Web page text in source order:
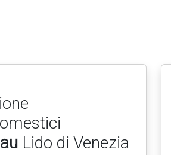
Lido di Venezia